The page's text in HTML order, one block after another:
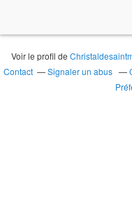
Voir le profil de
Contact
Signaler un abus